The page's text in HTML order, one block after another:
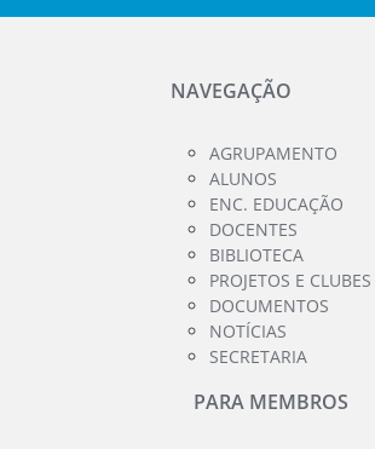
NAVEGAÇÃO
AGRUPAMENTO
ALUNOS
ENC. EDUCAÇÃO
DOCENTES
BIBLIOTECA
PROJETOS E CLUBES
DOCUMENTOS
NOTÍCIAS
SECRETARIA
PARA MEMBROS